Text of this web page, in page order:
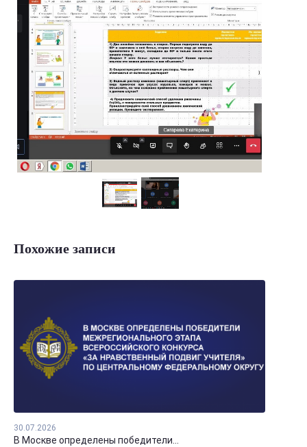
Похожие записи
30.07.2026
В Москве определены победители...